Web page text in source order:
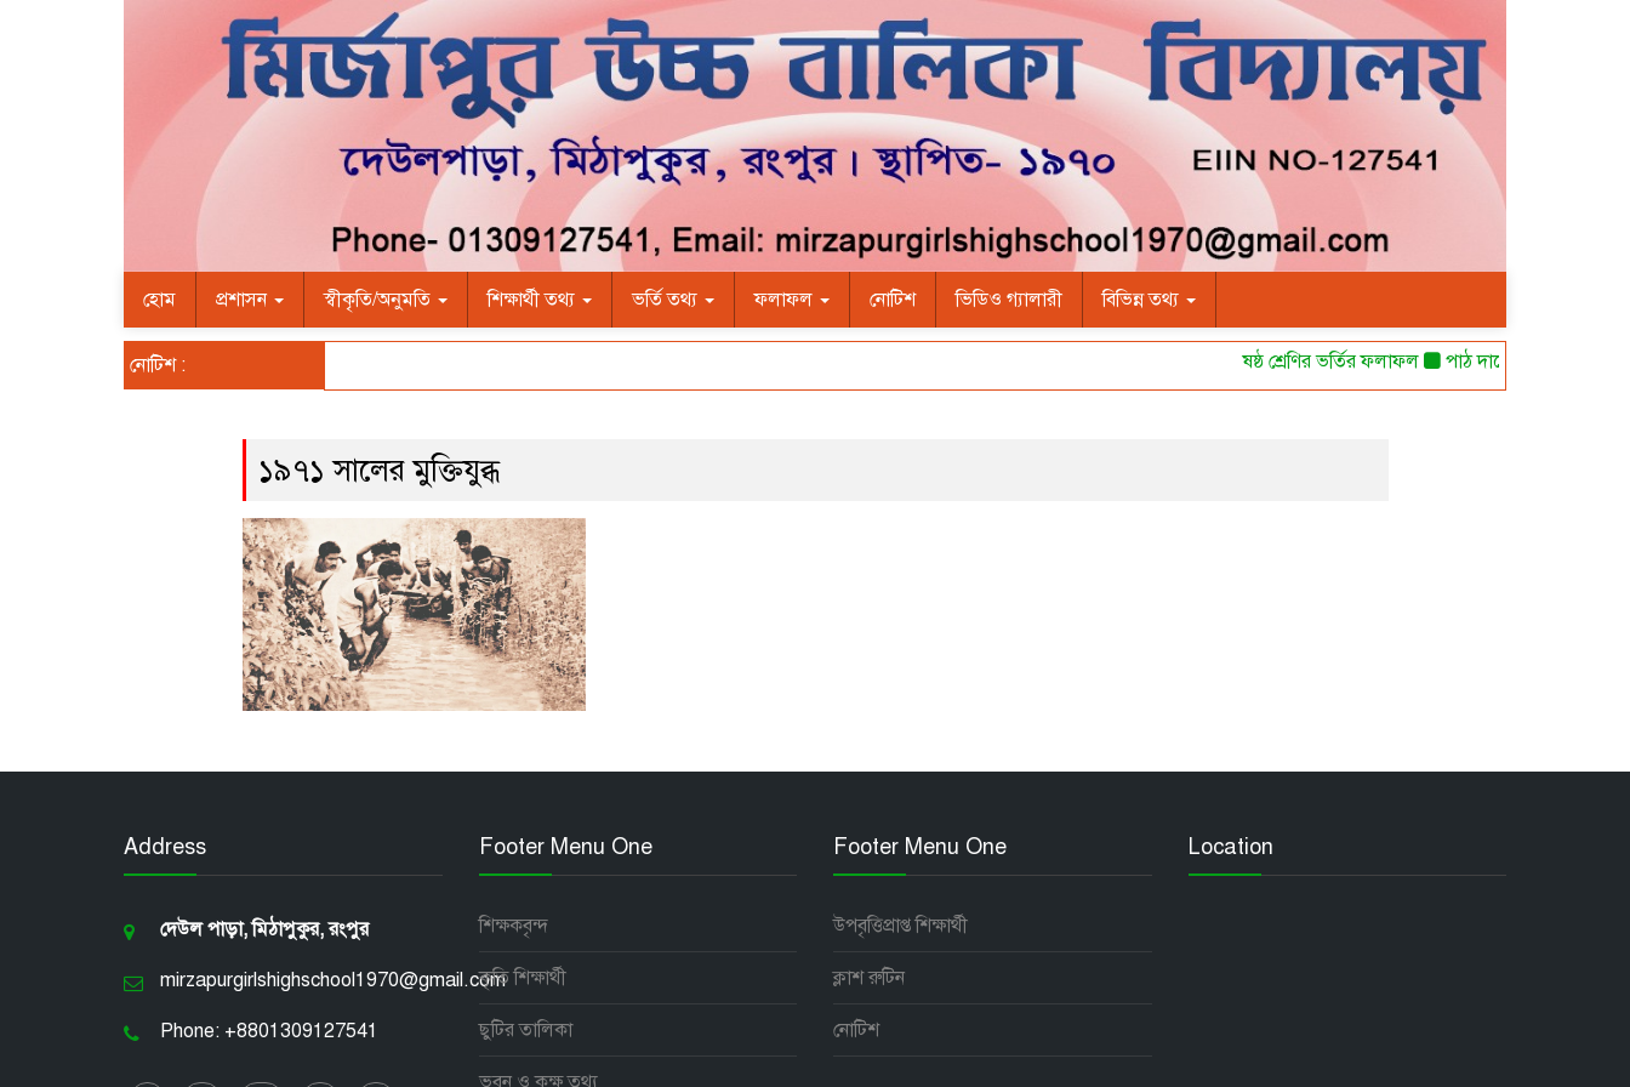
হোম প্রশাসন স্বীকৃতি/অনুমতি শিক্ষার্থী তথ্য ভর্তি তথ্য ফলাফল নোটিশ ভিডিও গ্যালারী বিভিন্ন তথ্য
নোটিশ : ষষ্ঠ শ্রেণির ভর্তির ফলাফল পাঠ দানের অনুমতি পত্র
১৯৭১ সালের মুক্তিযুব্ধ
Address
দেউল পাড়া, মিঠাপুকুর, রংপুর
mirzapurgirlshighschool1970@gmail.com
Phone: +8801309127541
Footer Menu One
শিক্ষকবৃন্দ
কৃতি শিক্ষার্থী
ছুটির তালিকা
Footer Menu One
উপবৃত্তিপ্রাপ্ত শিক্ষার্থী
ক্লাশ রুটিন
নোটিশ
Location